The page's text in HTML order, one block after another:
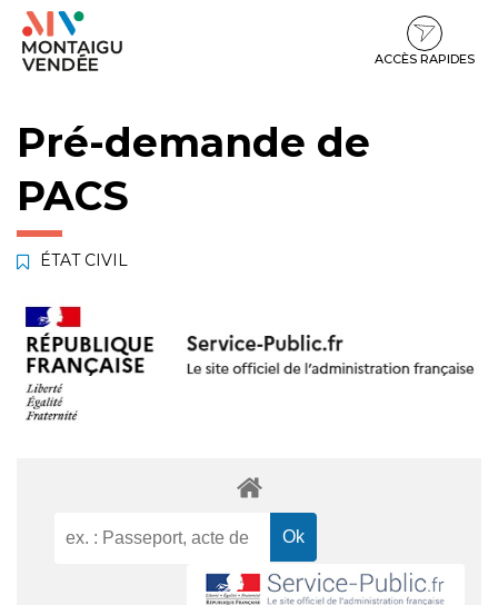
Gestion des traceurs
Aller
Aller
contenu
Aller
pied
ACCÈS RAPIDES
Pré-demande de
PACS
ÉTAT CIVIL